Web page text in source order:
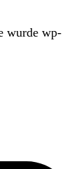
wurde wp-